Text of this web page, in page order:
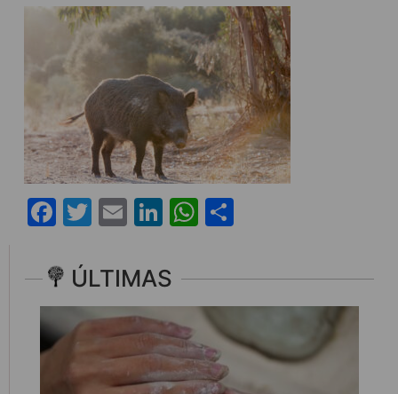
Facebook
Twitter
EmailLinkedIn
WhatsApp
ÚLTIMAS